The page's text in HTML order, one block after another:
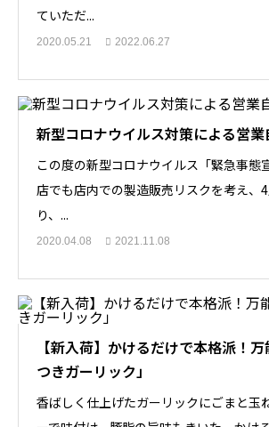
ていただ...
2020.05.21 2022.06.27
新型コロナウイルス対策による営
この度の新型コロナウイルス「緊急事態
店でも店内での製造販売リスクを考え、
り、...
2020.04.08 2021.11.08
【新入荷】かけるだけで本格派！
つきガーリック」
香ばしく仕上げたガーリックにごまと玉